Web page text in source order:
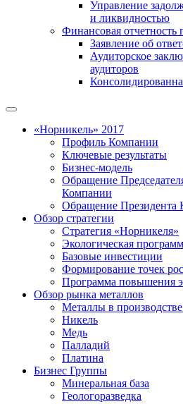
Управление
и ликвидностью
Финансовая
Заявление об
Аудиторское
аудиторов
«Норникель» 2017
Профиль Компании
Ключевые результаты
Бизнес-модель
Обращение
Компании
Обращение Президента
Обзор стратегии
Стратегия «Норникеля»
Экологическая
Базовые инвестиции
Формирование точек
Программа повышения
Обзор рынка металлов
Металлы в
Никель
Медь
Палладий
Платина
Бизнес Группы
Минеральная база
Геологоразведка